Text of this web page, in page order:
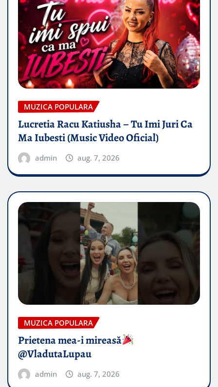
MUZICA POPULARA
Lucretia Racu Katiusha – Tu Imi Juri Ca
Ma Iubesti (Music Video Oficial)
admin aug. 7, 2026
MUZICA POPULARA
Prietena mea-i mireasă​
@VladutaLupau
admin aug. 7, 2026